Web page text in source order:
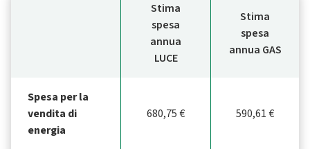
Stima
spesa
annua
LUCE
Stima
spesa
annua GAS
Spesa per la
vendita di
energia
680,75 € 590,61 €